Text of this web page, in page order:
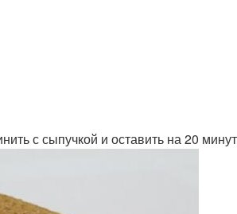
с сыпучкой и оставить на 20